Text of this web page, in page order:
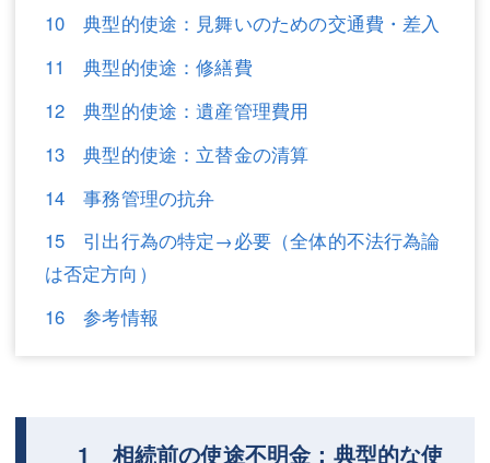
10 典型的使途：見舞いのための交通費・差入
11 典型的使途：修繕費
12 典型的使途：遺産管理費用
13 典型的使途：立替金の清算
14 事務管理の抗弁
15 引出行為の特定→必要（全体的不法行為論
は否定方向）
16 参考情報
1 相続前の使途不明金：典型的な使